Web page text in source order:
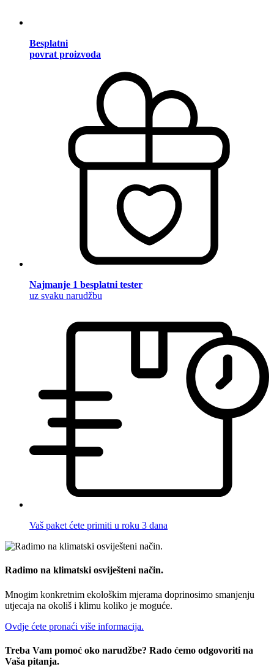
Besplatni
povrat proizvoda
Najmanje 1 besplatni tester
uz svaku narudžbu
Vaš paket ćete primiti u roku 3 dana
Radimo na klimatski osviješteni način.
Mnogim konkretnim ekološkim mjerama doprinosimo smanjenju
utjecaja na okoliš i klimu koliko je moguće.
Ovdje ćete pronaći više informacija.
Treba Vam pomoć oko narudžbe? Rado ćemo odgovoriti na
Vaša pitanja.